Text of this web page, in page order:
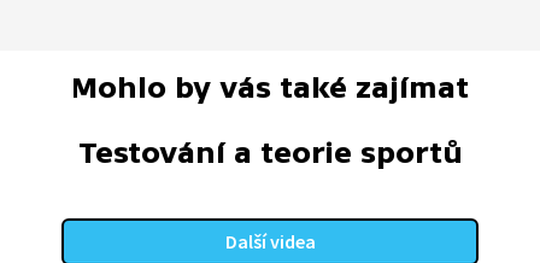
Mohlo by vás také zajímat
Testování a teorie sportů
Další videa